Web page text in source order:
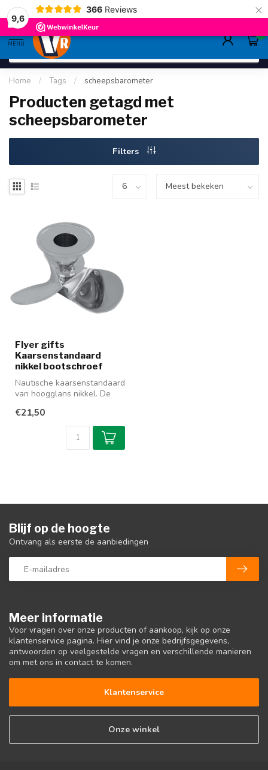
9,6
366 Reviews ×
gratis verzending>80,-
MENU
0
Home / Tags / scheepsbarometer
Producten getagd met
scheepsbarometer
Filters
Flyer gifts
Kaarsenstandaard
nikkel bootschroef
Nautische kaarsenstandaard
van hoogglans nikkel. De
kaarsenhou...
€21,50
Meer informatie
Voor vragen over onze producten of aankoop, kijk op onze
klantenservice pagina. Hier vind je onze bedrijfsgegevens,
antwoorden op veelgestelde vragen en verschillende manieren
om met ons in contact te komen.
Klantenservice
Onze winkel
Blijf op de hoogte
Ontvang als eerste de aanbiedingen